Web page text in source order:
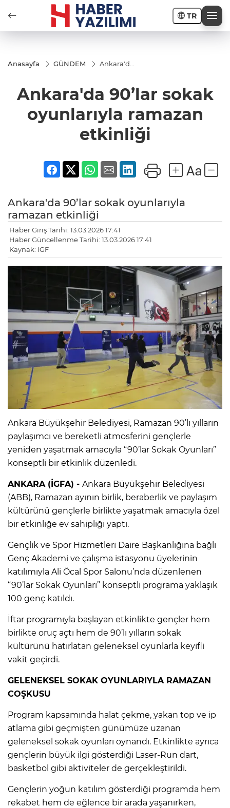
TR
Anasayfa GÜNDEM
Ankara'da
oyunlarıyla
ramazan
Ankara'da 90’lar sokak
oyunlarıyla ramazan
etkinliği
Ankara'da 90’lar sokak oyunlarıyla
ramazan etkinliği
Haber Giriş Tarihi: 13.03.2026 17:41
Haber Güncellenme Tarihi: 13.03.2026 17:41
Kaynak: IGF
Ankara Büyükşehir Belediyesi, Ramazan 90’lı yılların
paylaşımcı ve bereketli atmosferini gençlerle
yeniden yaşatmak amacıyla “90’lar Sokak Oyunları”
konseptli bir etkinlik düzenledi.
ANKARA (İGFA) - Ankara Büyükşehir Belediyesi
(ABB), Ramazan ayının birlik, beraberlik ve paylaşım
kültürünü gençlerle birlikte yaşatmak amacıyla özel
bir etkinliğe ev sahipliği yaptı.
Gençlik ve Spor Hizmetleri Daire Başkanlığına bağlı
Genç Akademi ve çalışma istasyonu üyelerinin
katılımıyla Ali Öcal Spor Salonu’nda düzenlenen
“90’lar Sokak Oyunları” konseptli programa yaklaşık
100 genç katıldı.
İftar programıyla başlayan etkinlikte gençler hem
birlikte oruç açtı hem de 90’lı yılların sokak
kültürünü hatırlatan geleneksel oyunlarla keyifli
vakit geçirdi.
GELENEKSEL SOKAK OYUNLARIYLA RAMAZAN
COŞKUSU
Program kapsamında halat çekme, yakan top ve ip
atlama gibi geçmişten günümüze uzanan
geleneksel sokak oyunları oynandı. Etkinlikte ayrıca
gençlerin büyük ilgi gösterdiği Laser-Run dart,
basketbol gibi aktiviteler de gerçekleştirildi.
Gençlerin yoğun katılım gösterdiği programda hem
rekabet hem de eğlence bir arada yaşanırken,